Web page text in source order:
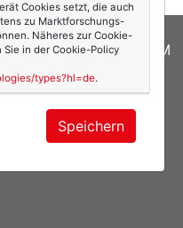
COOKIES|IMPRESSUM
Ackstaller
Zimmermann, hz-
Cookies setzt, die auch
zu Marktforschungs-
Näheres zur Cookie-
in der Cookie-Policy
types?hl=de.
Speichern